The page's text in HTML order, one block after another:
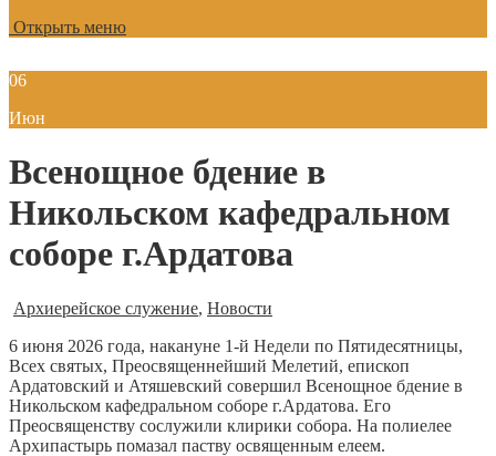
Открыть меню
06
Июн
Всенощное бдение в
Никольском кафедральном
соборе г.Ардатова
Архиерейское служение, Новости
6 июня 2026 года, накануне 1-й Недели по Пятидесятницы,
Всех святых, Преосвященнейший Мелетий, епископ
Ардатовский и Атяшевский совершил Всенощное бдение в
Никольском кафедральном соборе г.Ардатова. Его
Преосвященству сослужили клирики собора. На полиелее
Архипастырь помазал паству освященным елеем.